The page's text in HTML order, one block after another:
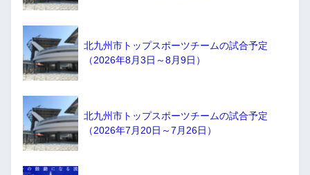
北九州市トップスポーツチームの試合予定
（2026年8月3日～8月9日）
北九州市トップスポーツチームの試合予定
（2026年7月20日～7月26日）